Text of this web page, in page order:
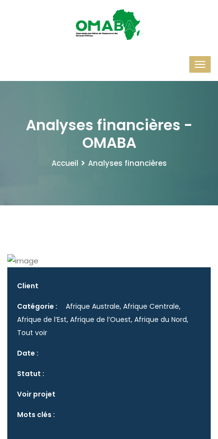
Analyses financières -
OMABA
Accueil Analyses financières
Client
Catégorie :
Afrique Australe, Afrique Centrale,
Afrique de l’Est, Afrique de l’Ouest, Afrique du Nord,
Tout voir
Date :
Statut :
Voir projet
Mots clés :